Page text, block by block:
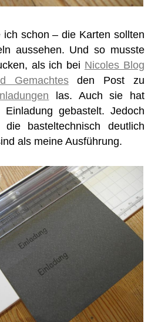
ich schon – die Karten sollten
aussehen. Und so musste
als ich bei Nicoles Blog
Gemachtesden Post zu
las. Auch sie hat
Einladung gebastelt. Jedoch
die basteltechnisch deutlich
als meine Ausführung.